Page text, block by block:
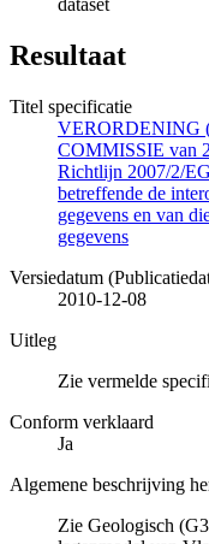
dataset
Resultaat
Titel specificatie
VERORDENING
COMMISSIE van
Richtlijn 2007/2/
betreffende de
gegevens en van
gegevens
Versiedatum
2010-12-08
Uitleg
Zie vermelde
Conform verklaard
Ja
Algemene beschrijving
Zie Geologisch